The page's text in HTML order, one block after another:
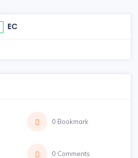
EC
0 Bookmark
0 Comments